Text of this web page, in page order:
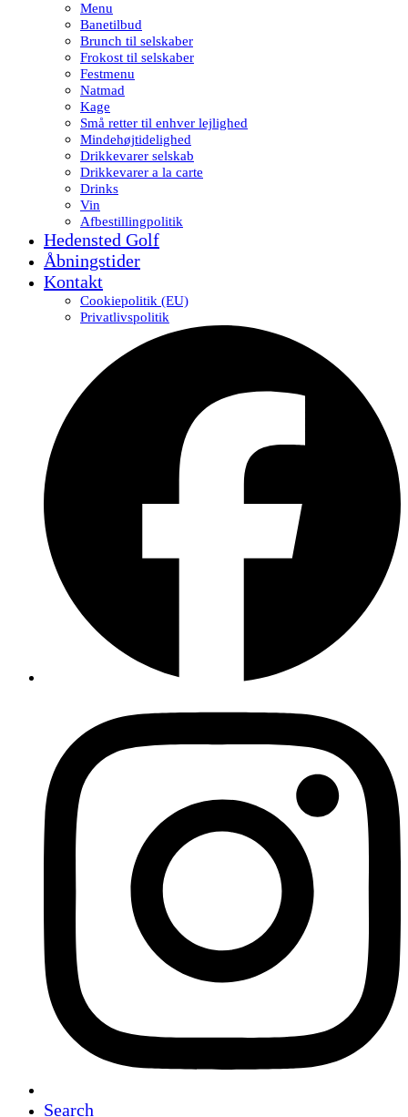
Menu
Banetilbud
Brunch til selskaber
Frokost til selskaber
Festmenu
Natmad
Kage
Små retter til enhver lejlighed
Mindehøjtidelighed
Drikkevarer selskab
Drikkevarer a la carte
Drinks
Vin
Afbestillingpolitik
Hedensted Golf
Åbningstider
Kontakt
Cookiepolitik (EU)
Privatlivspolitik
Search